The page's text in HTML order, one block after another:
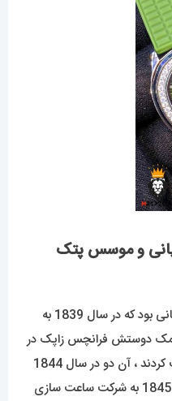
و موسس پتک
آنتونی پتک یک طراح ساعت لهستانی بود که در سال 1839 به
دوستش فرانچس زاپک در
زمینه ی ساخت ساعت مچی فعالیت کردند ، آن دو در سال 1844
از یکدیگر جدا شدند و پتک در سال 1845 به شرکت ساعت سازی